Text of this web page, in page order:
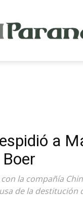
a
la compañía
de la destitución